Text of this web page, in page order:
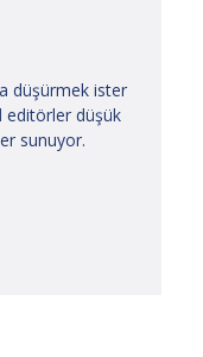
düşürmek ister
editörler düşük
sunuyor.